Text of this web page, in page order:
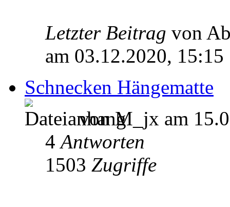
Letzter Beitrag von
am 03.12.2020, 15:15
Schnecken Hängematte
von M_jx am
4Antworten
1503 Zugriffe